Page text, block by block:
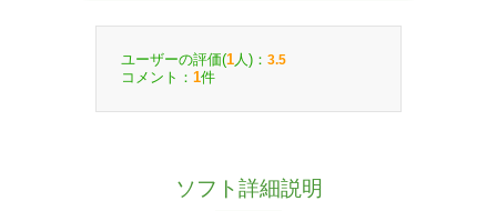
ユーザーの評価(1 人)： 3.5
コメント： 1件
ソフト詳細説明